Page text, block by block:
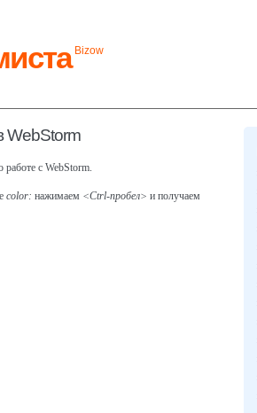
Bizow
WebStorm
с WebStorm.
color: нажимаем <Ctrl-пробел> и получаем